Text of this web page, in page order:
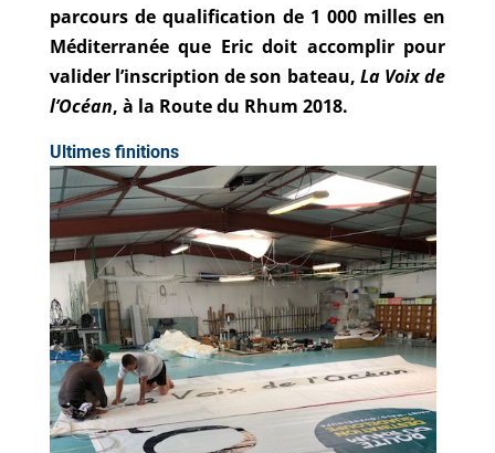
parcours de qualification de 1 000 milles en
Méditerranée que Eric doit accomplir pour
valider l’inscription de son bateau, La Voix de
l’Océan, à la Route du Rhum 2018.
Ultimes finitions